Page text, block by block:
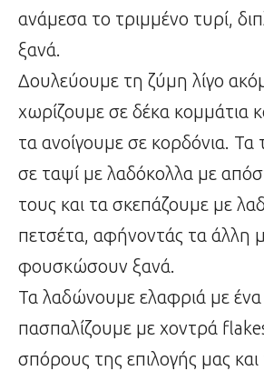
ανάμεσα το τριμμένο τυρί,
ξανά.
Δουλεύουμε τη ζύμη λίγο
χωρίζουμε σε δέκα κομμάτια
τα ανοίγουμε σε κορδόνια. Τα
σε ταψί με λαδόκολλα με
τους και τα σκεπάζουμε με
πετσέτα, αφήνοντάς τα άλλη
φουσκώσουν ξανά.
Τα λαδώνουμε ελαφριά με ένα
πασπαλίζουμε με χοντρά
σπόρους της επιλογής μας